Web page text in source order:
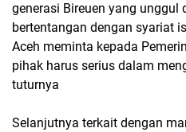
generasi Bireuen yang
bertentangan dengan syariat
Aceh meminta kepada
pihak harus serius dalam
tuturnya
Selanjutnya terkait dengan